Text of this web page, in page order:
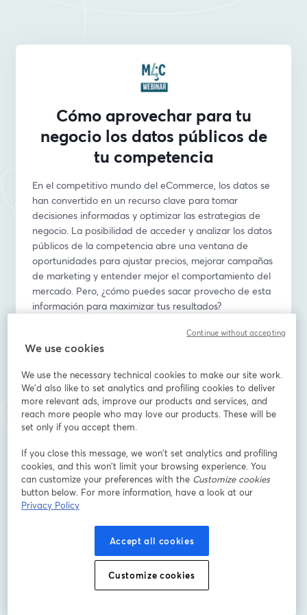
Cómo aprovechar para tu
negocio los datos públicos de
tu competencia
En el competitivo mundo del eCommerce, los datos se
han convertido en un recurso clave para tomar
decisiones informadas y optimizar las estrategias de
negocio. La posibilidad de acceder y analizar los datos
públicos de la competencia abre una ventana de
oportunidades para ajustar precios, mejorar campañas
de marketing y entender mejor el comportamiento del
mercado. Pero, ¿cómo puedes sacar provecho de esta
información para maximizar tus resultados?
En nuestro próximo #M4CWebinar, que se celebrará el
5 de noviembre de 2024 a las 17:00h CET,
competencia para impulsar tu negocio. Contaremos
con la participación de Lucas Scarparo, experto de
Bright Data, quien nos dará una visión clara y práctica
sobre el tema, en una charla junto a Rubén Bastón,
En este webinar, exploraremos cómo las empresas
pueden utilizar los datos públicos de la competencia
en diferentes áreas del eCommerce, y cómo esto
aprender a utilizar los datos públicos de manera
estratégica y aplicar estos conocimientos a tu negocio.
Con la participación de expertos y casos reales, te irás
con una perspectiva clara y herramientas prácticas
We use cookies
We use the necessary technical cookies to make our site work.
We'd also like to set analytics and profiling cookies to deliver
more relevant ads, improve our products and services, and
reach more people who may love our products. These will be
set only if you accept them.
If you close this message, we won’t set analytics and profiling
cookies, and this won’t limit your browsing experience. You
can customize your preferences with the Customize cookies
button below. For more information, have a look at our
Privacy Policy
Accept all cookies
Customize cookies
Continue without accepting